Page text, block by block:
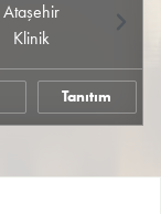
Ataşehir
Klinik
Tanıtım